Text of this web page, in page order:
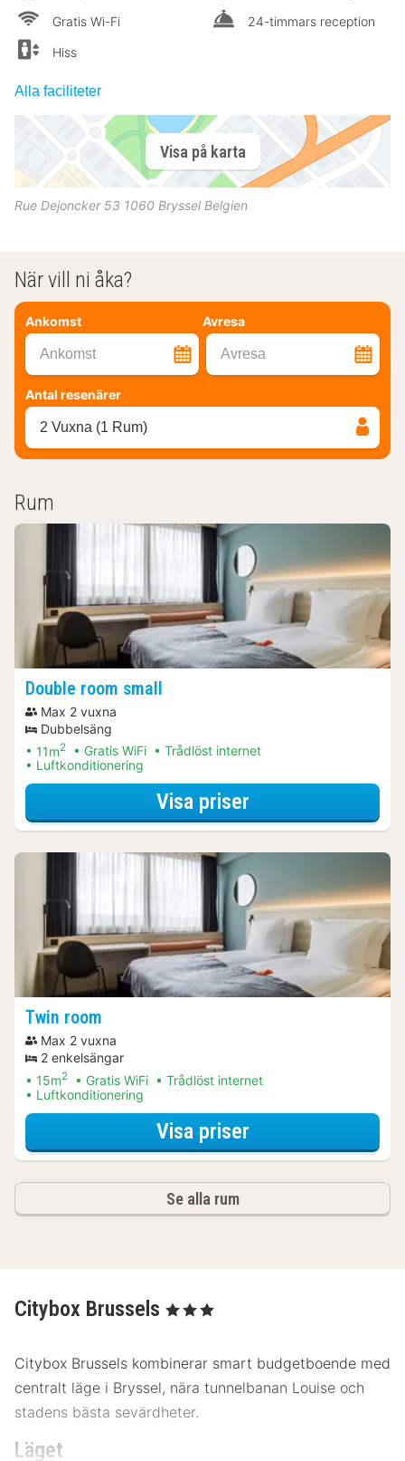
Gratis Wi-Fi
Hiss
24-timmars reception
Alla faciliteter
Visa på karta
Rue Dejoncker 53 1060 Bryssel Belgien
När vill ni åka?
Ankomst Avresa
Ankomst Avresa
Antal resenärer
2 Vuxna (1 Rum)
Rum
Double room small
Max 2 vuxna
Dubbelsäng
11m2 Gratis WiFi
Trådlöst internet
Luftkonditionering
Visa priserför Övernattning
Twin room
Max 2 vuxna
2 enkelsängar
15m2 Gratis WiFi
Trådlöst internet
Luftkonditionering
Visa priserför Övernattning
Se alla rum
Citybox Brussels , 3 Stjärnor
Citybox Brussels kombinerar smart budgetboende med
centralt läge i Bryssel, nära tunnelbanan Louise och
stadens bästa sevärdheter.
Läget